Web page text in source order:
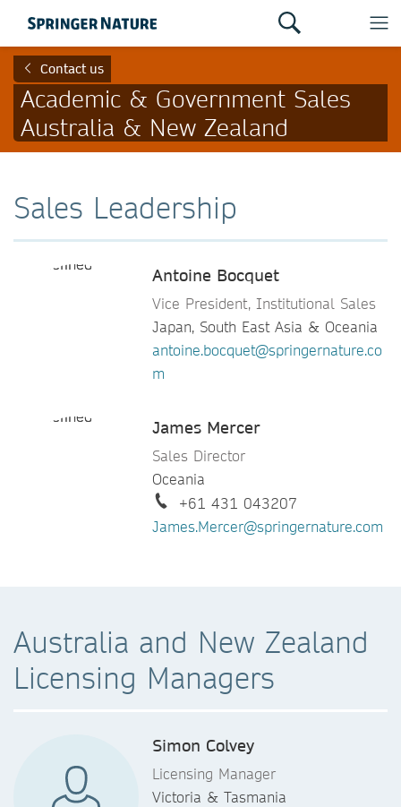
Contact us
Academic & Government Sales
Australia & New Zealand
Sales Leadership
Antoine Bocquet
Vice President, Institutional Sales
Japan, South East Asia & Oceania
antoine.bocquet@springernature.co
m
James Mercer
Sales Director
Oceania
+61 431 043207
James.Mercer@springernature.com
Australia and New Zealand
Licensing Managers
Simon Colvey
Licensing Manager
Victoria & Tasmania